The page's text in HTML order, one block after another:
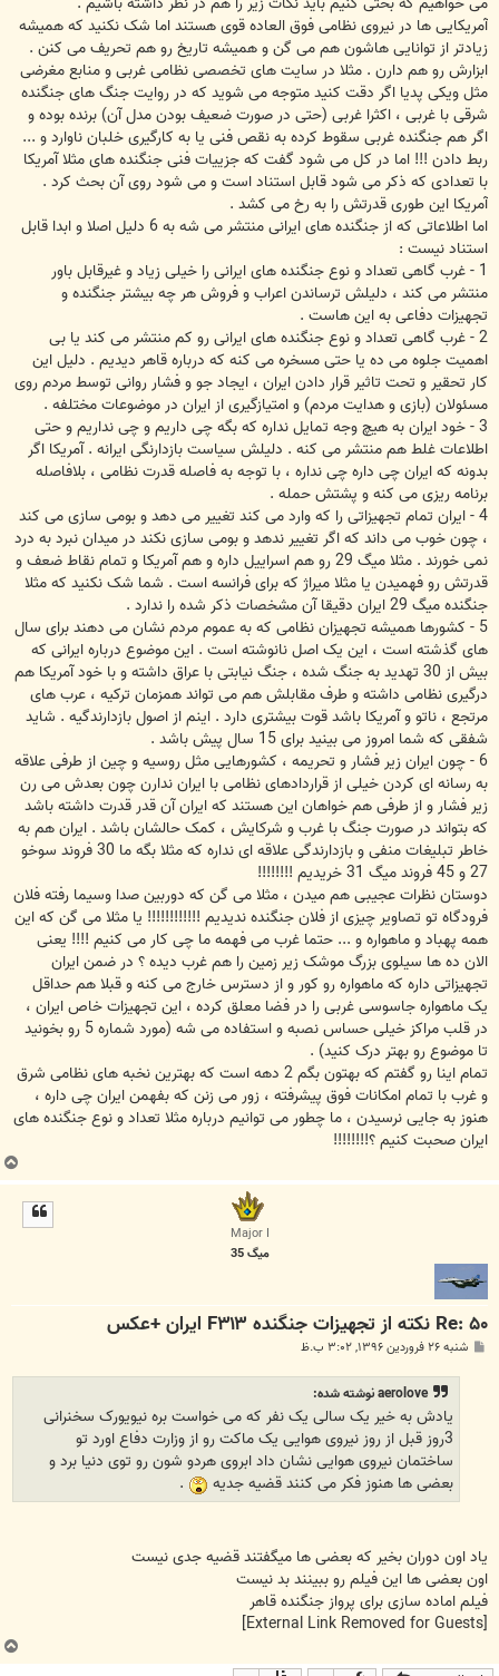
آمریکایی ها در نیروی نظامی فوق العاده قوی هستند اما شک نکنید که همیشه
زیادتر از توانایی هاشون هم می گن و همیشه تاریخ رو هم تحریف می کنن .
ابزارش رو هم دارن . مثلا در سایت های تخصصی نظامی غربی و منابع مغرضی
مثل ویکی پدیا اگر دقت کنید متوجه می شوید که در روایت جنگ های جنگنده
شرقی با غربی ، اکثرا غربی (حتی در صورت ضعیف بودن مدل آن) برنده بوده و
اگر هم جنگنده غربی سقوط کرده به نقص فنی یا به کارگیری خلبان ناوارد و ...
ربط دادن !!! اما در کل می شود گفت که جزییات فنی جنگنده های مثلا آمریکا
با تعدادی که ذکر می شود قابل استناد است و می شود روی آن بحث کرد .
آمریکا این طوری قدرتش را به رخ می کشد .
اما اطلاعاتی که از جنگنده های ایرانی منتشر می شه به 6 دلیل اصلا و ابدا قابل
استناد نیست :
1 - غرب گاهی تعداد و نوع جنگنده های ایرانی را خیلی زیاد و غیرقابل باور
منتشر می کند ، دلیلش ترساندن اعراب و فروش هر چه بیشتر جنگنده و
تجهیزات دفاعی به این هاست .
2 - غرب گاهی تعداد و نوع جنگنده های ایرانی رو کم منتشر می کند یا بی
اهمیت جلوه می ده یا حتی مسخره می کنه که درباره قاهر دیدیم . دلیل این
کار تحقیر و تحت تاثیر قرار دادن ایران ، ایجاد جو و فشار روانی توسط مردم روی
مسئولان (بازی و هدایت مردم) و امتیازگیری از ایران در موضوعات مختلفه .
3 - خود ایران به هیچ وجه تمایل نداره که بگه چی داریم و چی نداریم و حتی
اطلاعات غلط هم منتشر می کنه . دلیلش سیاست بازدارنگی ایرانه . آمریکا اگر
بدونه که ایران چی داره چی نداره ، با توجه به فاصله قدرت نظامی ، بلافاصله
برنامه ریزی می کنه و پشتش حمله .
4 - ایران تمام تجهیزاتی را که وارد می کند تغییر می دهد و بومی سازی می کند
، چون خوب می داند که اگر تغییر ندهد و بومی سازی نکند در میدان نبرد به درد
نمی خورند . مثلا میگ 29 رو هم اسراییل داره و هم آمریکا و تمام نقاط ضعف و
قدرتش رو فهمیدن یا مثلا میراژ که برای فرانسه است . شما شک نکنید که مثلا
جنگنده میگ 29 ایران دقیقا آن مشخصات ذکر شده را ندارد .
5 - کشورها همیشه تجهیزان نظامی که به عموم مردم نشان می دهند برای سال
های گذشته است ، این یک اصل نانوشته است . این موضوع درباره ایرانی که
بیش از 30 تهدید به جنگ شده ، جنگ نیابتی با عراق داشته و با خود آمریکا هم
درگیری نظامی داشته و طرف مقابلش هم می تواند همزمان ترکیه ، عرب های
مرتجع ، ناتو و آمریکا باشد قوت بیشتری دارد . اینم از اصول بازدارندگیه . شاید
شفقی که شما امروز می بینید برای 15 سال پیش باشد .
6 - چون ایران زیر فشار و تحریمه ، کشورهایی مثل روسیه و چین از طرفی علاقه
به رسانه ای کردن خیلی از قراردادهای نظامی با ایران ندارن چون بعدش می رن
زیر فشار و از طرفی هم خواهان این هستند که ایران آن قدر قدرت داشته باشد
که بتواند در صورت جنگ با غرب و شرکایش ، کمک حالشان باشد . ایران هم به
خاطر تبلیغات منفی و بازدارندگی علاقه ای نداره که مثلا بگه ما 30 فروند سوخو
27 و 45 فروند میگ 31 خریدیم !!!!!!!!
دوستان نظرات عجیبی هم میدن ، مثلا می گن که دوربین صدا وسیما رفته فلان
فرودگاه تو تصاویر چیزی از فلان جنگنده ندیدیم !!!!!!!!!!!! یا مثلا می گن که این
همه پهباد و ماهواره و ... حتما غرب می فهمه ما چی کار می کنیم !!!! یعنی
الان ده ها سیلوی بزرگ موشک زیر زمین را هم غرب دیده ؟ در ضمن ایران
تجهیزاتی داره که ماهواره رو کور و از دسترس خارج می کنه و قبلا هم حداقل
یک ماهواره جاسوسی غربی را در فضا معلق کرده ، این تجهیزات خاص ایران ،
در قلب مراکز خیلی حساس نصبه و استفاده می شه (مورد شماره 5 رو بخونید
تا موضوع رو بهتر درک کنید) .
تمام اینا رو گفتم که بهتون بگم 2 دهه است که بهترین نخبه های نظامی شرق
و غرب با تمام امکانات فوق پیشرفته ، زور می زنن که بفهمن ایران چی داره ،
هنوز به جایی نرسیدن ، ما چطور می توانیم درباره مثلا تعداد و نوع جنگنده های
ایران صحبت کنیم ؟!!!!!!!!
ب
ا
Major I
میگ 35
Re: ۵۰ نکته از تجهیزات جنگنده F۳۱۳ ایران +عکس
پ شنبه ۲۶ فروردین ۱۳۹۶, ۳:۰۲ ب.ظ
aerolove نوشته شده:
یادش به خیر یک سالی یک نفر که می خواست بره نیویورک سخنرانی
3روز قبل از روز نیروی هوایی یک ماکت رو از وزارت دفاع اورد تو
ساختمان نیروی هوایی نشان داد ابروی هردو شون رو توی دنیا برد و
بعضی ها هنوز فکر می کنند قضیه جدیه
.
یاد اون دوران بخیر که بعضی ها میگفتند قضیه جدی نیست
اون بعضی ها این فیلم رو ببینند بد نیست
فیلم اماده سازی برای پرواز جنگنده قاهر
ب
ا